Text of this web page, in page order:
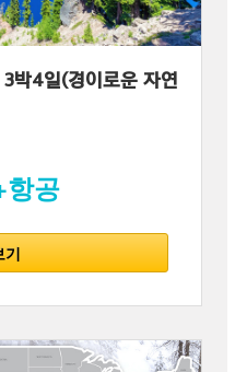
박4일(경이로운 자연
항공
기